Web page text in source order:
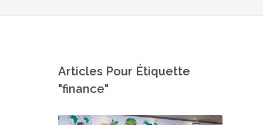
Articles Pour Étiquette
"finance"